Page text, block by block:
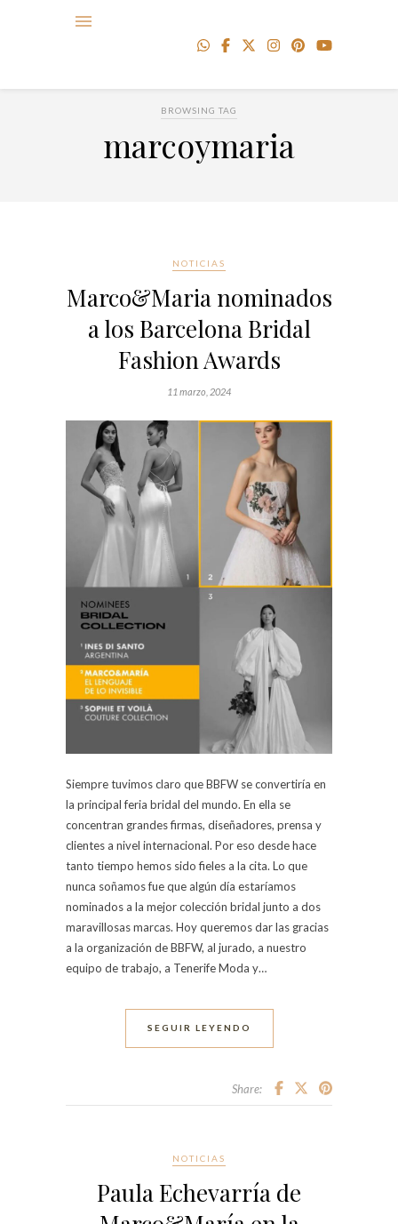
BROWSING TAG
marcoymaria
NOTICIAS
Marco&Maria nominados
a los Barcelona Bridal
Fashion Awards
11 marzo, 2024
Siempre tuvimos claro que BBFW se convertiría en
la principal feria bridal del mundo. En ella se
concentran grandes firmas, diseñadores, prensa y
clientes a nivel internacional. Por eso desde hace
tanto tiempo hemos sido fieles a la cita. Lo que
nunca soñamos fue que algún día estaríamos
nominados a la mejor colección bridal junto a dos
maravillosas marcas. Hoy queremos dar las gracias
a la organización de BBFW, al jurado, a nuestro
equipo de trabajo, a Tenerife Moda y…
SEGUIR LEYENDO
Share:
NOTICIAS
Paula Echevarría de